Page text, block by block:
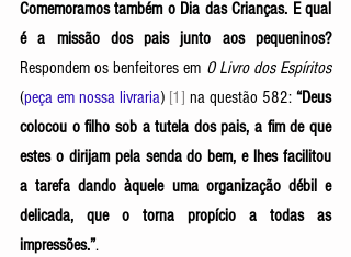
Comemoramos também o Dia das Crianças. E qual
é a missão dos pais junto aos pequeninos?
Respondem os benfeitores em O Livro dos Espíritos
(peça em nossa livraria) [1] na questão 582: “Deus
colocou o filho sob a tutela dos pais, a fim de que
estes o dirijam pela senda do bem, e lhes facilitou
a tarefa dando àquele uma organização débil e
delicada, que o torna propício a todas as
impressões.”.